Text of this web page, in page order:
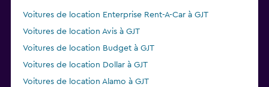
Voitures de location Enterprise Rent-A-Car à GJT
Voitures de location Avis à GJT
Voitures de location Budget à GJT
Voitures de location Dollar à GJT
Voitures de location Alamo à GJT